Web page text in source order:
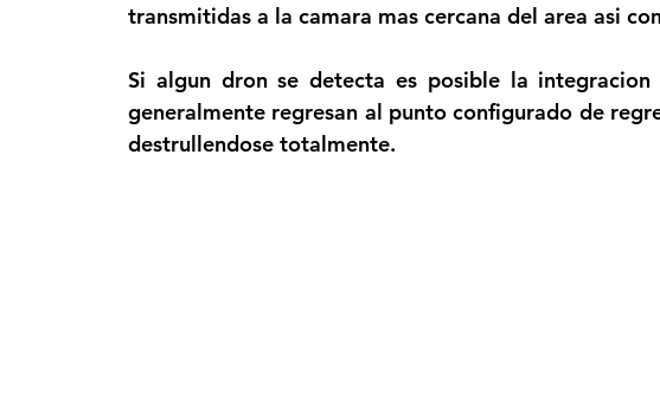
transmitidas a la camara mas cercana del area asi
Si algun dron se detecta es posible la
generalmente regresan al punto configurado de
destrullendose totalmente.